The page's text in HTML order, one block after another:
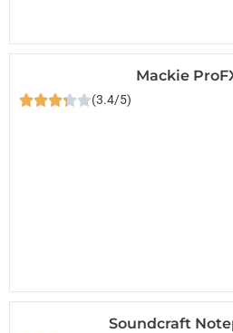
Mackie
(3.4/5)
Soundcraft